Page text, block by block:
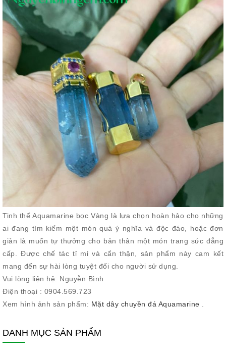
Tinh thể Aquamarine bọc Vàng là lựa chọn hoàn hảo cho những
ai đang tìm kiếm một món quà ý nghĩa và độc đáo, hoặc đơn
giản là muốn tự thưởng cho bản thân một món trang sức đẳng
cấp. Được chế tác tỉ mỉ và cẩn thận, sản phẩm này cam kết
mang đến sự hài lòng tuyệt đối cho người sử dụng.
Vui lòng liện hệ: Nguyễn Bình
Điện thoại : 0904.569.723
Xem hình ảnh sản phẩm: Mặt dây chuyền đá Aquamarine
DANH MỤC SẢN PHẨM